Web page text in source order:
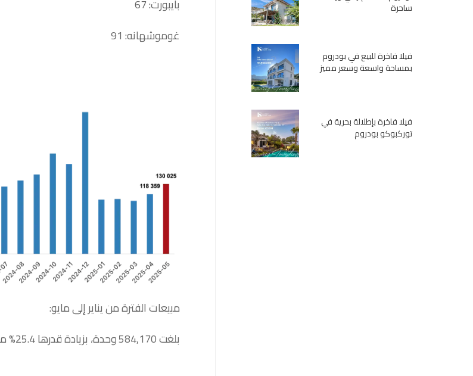
بايبورت: 67
غوموشهانه: 91
مبيعات الفترة من يناير إلى مايو:
بلغت 584,170 وحدة، بزيادة قدرها 25.4% مقارنةً بالفترة نفسها من العام الماضي.
ساحرة
فيلا فاخرة للبيع في بودروم
بمساحة واسعة وسعر مميز
فيلا فاخرة بإطلالة بحرية في
توركبوكو بودروم